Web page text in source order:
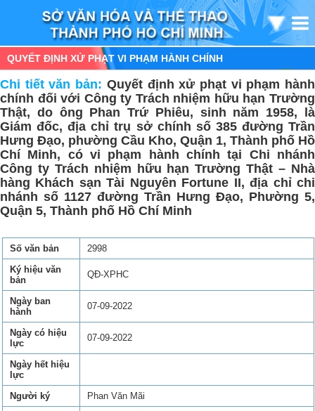
QUYẾT ĐỊNH XỬ PHẠT VI PHẠM HÀNH CHÍNH
Chi tiết văn bản: Quyết định xử phạt vi phạm hành
chính đối với Công ty Trách nhiệm hữu hạn Trường
Thật, do ông Phan Trứ Phiêu, sinh năm 1958, là
Giám đốc, địa chỉ trụ sở chính số 385 đường Trần
Hưng Đạo, phường Cầu Kho, Quận 1, Thành phố Hồ
Chí Minh, có vi phạm hành chính tại Chi nhánh
Công ty Trách nhiệm hữu hạn Trường Thật – Nhà
hàng Khách sạn Tài Nguyên Fortune II, địa chỉ chi
nhánh số 1127 đường Trần Hưng Đạo, Phường 5,
Quận 5, Thành phố Hồ Chí Minh
Số văn bản
2998
Ký hiệu văn
bản
QĐ-XPHC
Ngày ban
hành
07-09-2022
Ngày có hiệu
lực
07-09-2022
Ngày hết hiệu
lực
Người ký
Phan Văn Mãi